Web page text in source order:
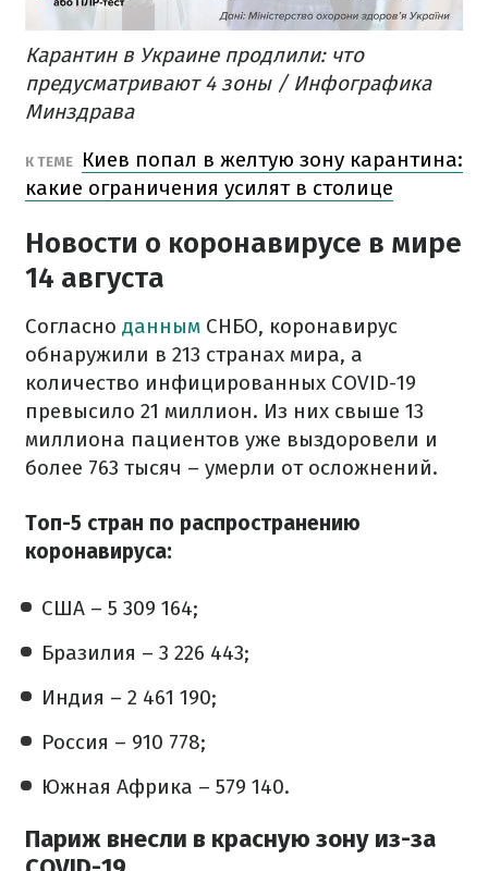
Карантин в Украине продлили: что
предусматривают 4 зоны / Инфографика
Минздрава
К ТЕМЕ
Киев попал в желтую зону карантина:
какие ограничения усилят в столице
Новости о коронавирусе в мире
14 августа
Согласно данным СНБО, коронавирус
обнаружили в 213 странах мира, а
количество инфицированных COVID-19
превысило 21 миллион. Из них свыше 13
миллиона пациентов уже выздоровели и
более 763 тысяч – умерли от осложнений.
Топ-5 стран по распространению
коронавируса:
США – 5 309 164;
Бразилия – 3 226 443;
Индия – 2 461 190;
Россия – 910 778;
Южная Африка – 579 140.
Париж внесли в красную зону из-за